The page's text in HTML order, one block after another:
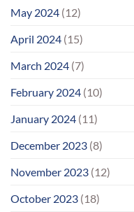
May 2024 (12)
April 2024 (15)
March 2024 (7)
February 2024 (10)
January 2024 (11)
December 2023 (8)
November 2023 (12)
October 2023 (18)